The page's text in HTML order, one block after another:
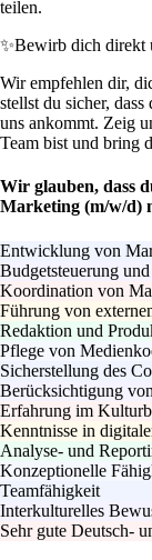
teilen.
✨Bewirb dich direkt
Wir empfehlen dir,
stellst du sicher,
uns ankommt. Zeig
Team bist und bring
Wir glauben, dass
Marketing (m/w/d)
Entwicklung von
Budgetsteuerung
Koordination von
Führung von
Redaktion und
Pflege von
Sicherstellung des
Berücksichtigung
Erfahrung im
Kenntnisse in
Analyse- und
Konzeptionelle
Teamfähigkeit
Interkulturelles
Sehr gute Deutsch-